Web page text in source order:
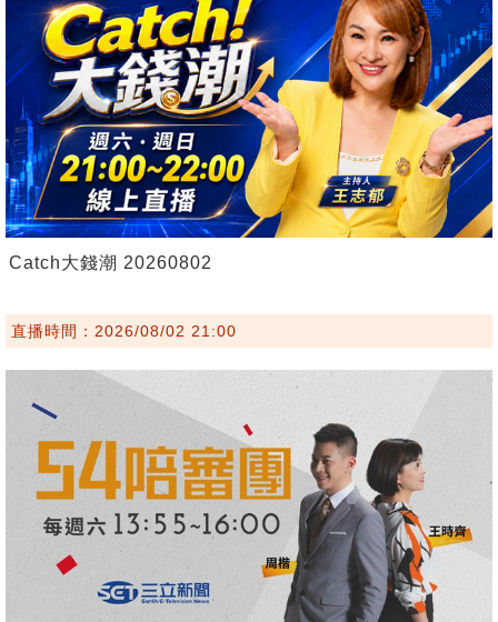
Catch大錢潮 20260802
直播時間：2026/08/02 21:00